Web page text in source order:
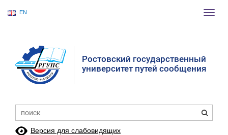
EN
Ростовский государственный
университет путей сообщения
Версия для слабовидящих